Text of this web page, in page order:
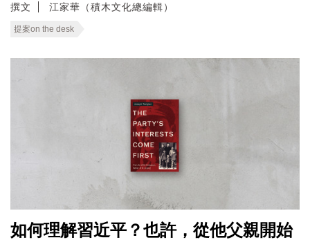
撰文 江家華（積木文化總編輯）
提案on the desk
如何理解習近平？也許，從他父親開始